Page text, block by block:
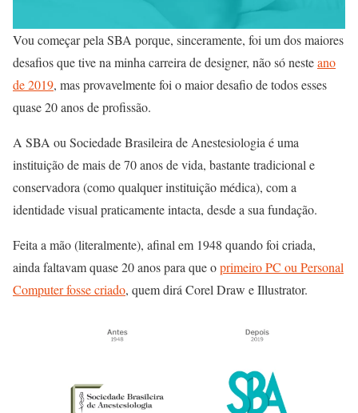
Vou começar pela SBA porque, sinceramente, foi um dos maiores
desafios que tive na minha carreira de designer, não só nesteano
de 2019, mas provavelmente foi o maior desafio de todos esses
quase 20 anos de profissão.
A SBA ou Sociedade Brasileira de Anestesiologia é uma
instituição de mais de 70 anos de vida, bastante tradicional e
conservadora (como qualquer instituição médica), com a
identidade visual praticamente intacta, desde a sua fundação.
Feita a mão (literalmente), afinal em 1948 quando foi criada,
ainda faltavam quase 20 anos para que oprimeiro PC ou Personal
Computer fosse criado, quem dirá Corel Draw e Illustrator.